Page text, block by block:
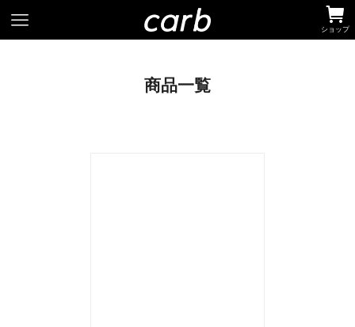
ショップ
商品一覧